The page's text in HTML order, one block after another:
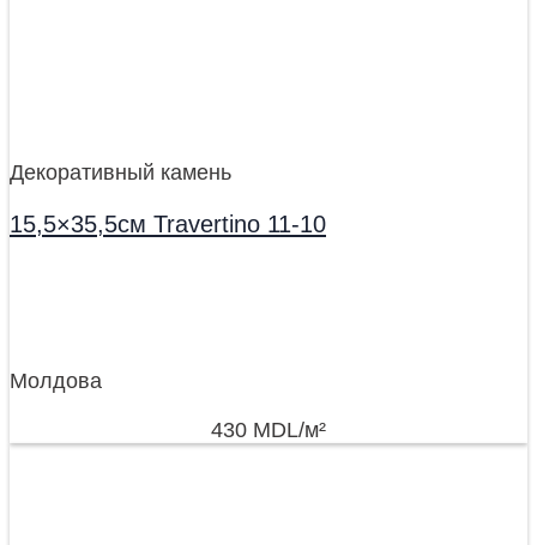
Декоративный камень
15,5×35,5см Travertino 11-10
Молдова
430 MDL/м²